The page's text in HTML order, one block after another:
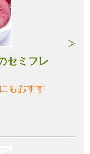
セミフレ
もおすす